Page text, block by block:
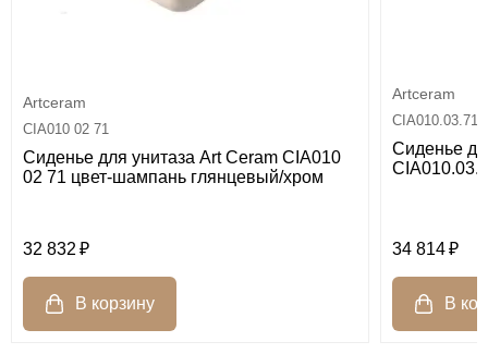
Artceram
CIA010 02 71
Сиденье для унитаза Art Ceram CIA010
02 71 цвет-шампань глянцевый/хром
32 832
Artceram
CIA010.03.71
Сиденье
34 814